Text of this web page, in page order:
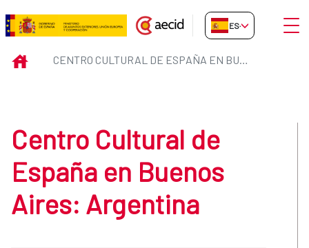
Saltar al contenido principal
Centro Cultural de España en
ES-ES Abrir
INICIO CENTRO CULTURAL DE ESPAÑA EN BUENOS AIRES: ARGENTINA
Centro Cultural de
España en Buenos
Aires: Argentina